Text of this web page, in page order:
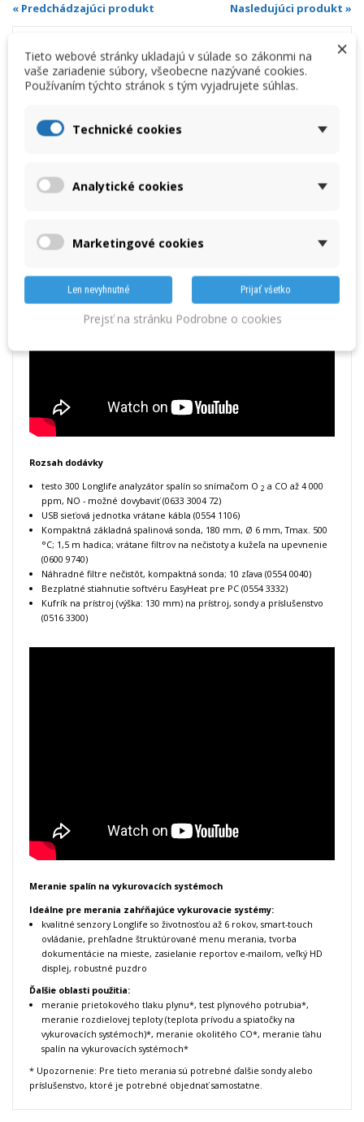
« Predchádzajúci produkt Nasledujúci produkt »
Testo 300 Longlife Sada 1 - Analyzátor spalin (O2, CO až do 4,000
Vykonávajte inštalačné a servisné práce na vykurovacích systémoch
senzorom O2 a CO až do 4,000 ppm (NO – možnosť), základnou
odberovou sondou, kufrom a praktickým príslušenstvom.
Rozsah dodávky
testo 300 Longlife analyzátor spalín so snímačom O 2 a CO až 4 000
ppm, NO - možné dovybaviť (0633 3004 72)
USB sieťová jednotka vrátane kábla (0554 1106)
Kompaktná základná spalinová sonda, 180 mm, Ø 6 mm, Tmax. 500
°C; 1,5 m hadica; vrátane filtrov na nečistoty a kužeľa na upevnenie
(0600 9740)
Náhradné filtre nečistôt, kompaktná sonda; 10 zľava (0554 0040)
Bezplatné stiahnutie softvéru EasyHeat pre PC (0554 3332)
Kufrík na prístroj (výška: 130 mm) na prístroj, sondy a príslušenstvo
(0516 3300)
Meranie spalín na vykurovacích systémoch
Ideálne pre merania zahŕňajúce vykurovacie systémy:
kvalitné senzory Longlife so životnosťou až 6 rokov, smart-touch
ovládanie, prehľadne štruktúrované menu merania, tvorba
dokumentácie na mieste, zasielanie reportov e-mailom, veľký HD
displej, robustné puzdro
Ďalšie oblasti použitia:
meranie prietokového tlaku plynu*, test plynového potrubia*,
meranie rozdielovej teploty (teplota prívodu a spiatočky na
vykurovacích systémoch)*, meranie okolitého CO*, meranie ťahu
spalín na vykurovacích systémoch*
* Upozornenie: Pre tieto merania sú potrebné ďalšie sondy alebo
príslušenstvo, ktoré je potrebné objednať samostatne.
×
Tieto webové stránky ukladajú v súlade so zákonmi na
vaše zariadenie súbory, všeobecne nazývané cookies.
Používaním týchto stránok s tým vyjadrujete súhlas.
Technické cookies
Analytické cookies
Marketingové cookies
Len nevyhnutné Prijať všetko
Prejsť na stránku Podrobne o cookies